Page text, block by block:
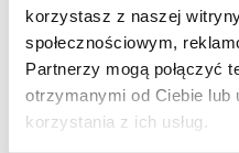
korzystasz z naszej
społecznościowym,
Partnerzy mogą połączyć
otrzymanymi od Ciebie lub
korzystania z ich usług.
Kolor szkła lacobel